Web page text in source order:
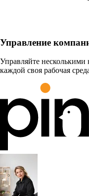
Управление
Управляйте
каждой своя рабочая